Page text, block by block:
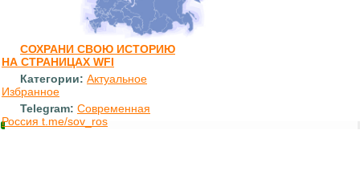
СОХРАНИ СВОЮ ИСТОРИЮ
НА СТРАНИЦАХ WFI
Категории: Актуальное
Избранное
Telegram: Современная
Россия t.me/sov_ros